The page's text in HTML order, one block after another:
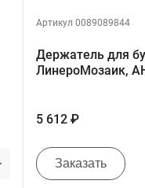
Артикул 0089089844
Держатель для
ЛинероМозаик,
5 612 ₽
Заказать